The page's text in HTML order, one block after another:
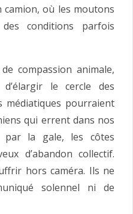
où les moutons
conditions parfois
compassion animale,
le cercle des
médiatiques pourraient
qui errent dans nos
par la gale, les côtes
d’abandon collectif.
hors caméra. Ils ne
solennel ni de